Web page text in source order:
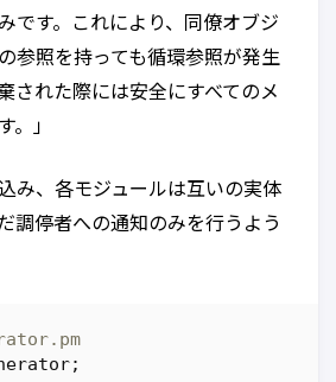
です。これにより、同僚オブジ
参照を持っても循環参照が発生
された際には安全にすべてのメ
。」
み、各モジュールは互いの実体
調停者への通知のみを行うよう
;